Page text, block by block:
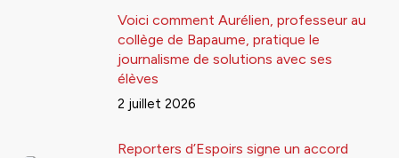
Voici comment Aurélien, professeur au
collège de Bapaume, pratique le
journalisme de solutions avec ses
élèves
2 juillet 2026
Reporters d’Espoirs signe un accord